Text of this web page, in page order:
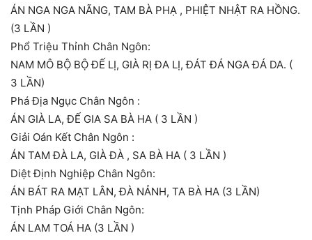
ÁN NGA NGA NÃNG, TAM BÀ PHẠ , PHIỆT NHẬT RA HỒNG.
(3 LẦN )
Phổ Triệu Thỉnh Chân Ngôn:
NAM MÔ BỘ BỘ ĐẾ LỊ, GIÀ RỊ ĐA LỊ, ĐÁT ĐÁ NGA ĐÁ DA. (
3 LẦN)
Phá Địa Ngục Chân Ngôn :
ÁN GIÀ LA, ĐẾ GIA SA BÀ HA ( 3 LẦN )
Giải Oán Kết Chân Ngôn :
ÁN TAM ĐÀ LA, GIÀ ĐÀ , SA BÀ HA ( 3 LẦN )
Diệt Định Nghiệp Chân Ngôn:
ÁN BÁT RA MẠT LÂN, ĐÀ NẢNH, TA BÀ HA (3 LẦN)
Tịnh Pháp Giới Chân Ngôn:
ÁN LAM TOÁ HA (3 LẦN )